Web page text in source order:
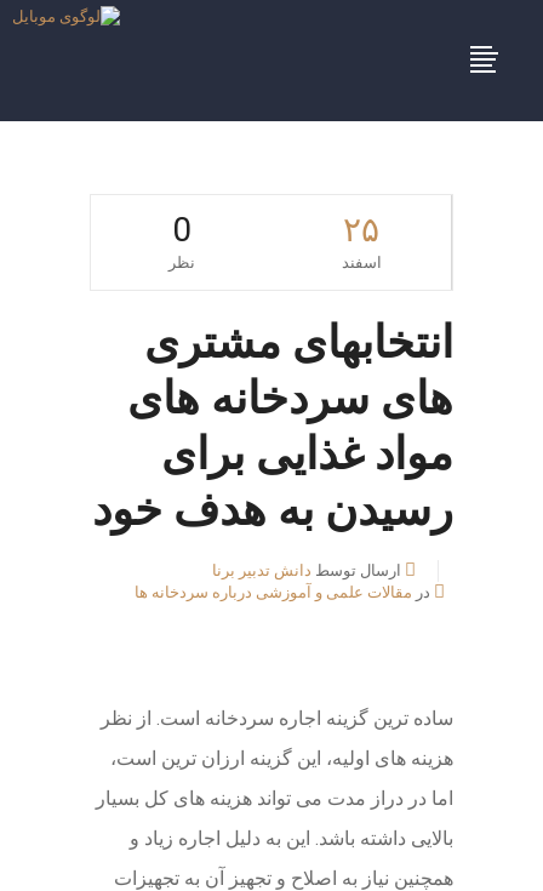
۲۵
اسفند
0
نظر
انتخابهای مشتری
های سردخانه های
مواد غذایی برای
رسیدن به هدف خود
ارسال توسط دانش تدبیر برنا
در مقالات علمی و آموزشی درباره سردخانه ها
ساده ترین گزینه اجاره سردخانه است. از نظر
هزینه های اولیه، این گزینه ارزان ترین است،
اما در دراز مدت می تواند هزینه های کل بسیار
بالایی داشته باشد. این به دلیل اجاره زیاد و
همچنین نیاز به اصلاح و تجهیز آن به تجهیزات